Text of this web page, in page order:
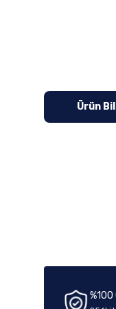
Ürün
Ürün fiyatı
%100